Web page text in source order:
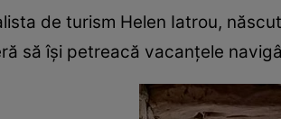
de turism Helen Iatrou,
să își petreacă vacanțele